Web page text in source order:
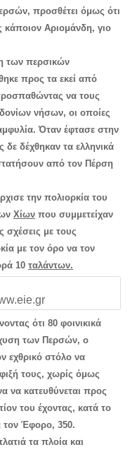
προσθέτει όμως ότι
κάποιον Αριομάνδη, γιο
των περσικών
προς τα εκεί από
να τους
νήσων, οι οποίες
Όταν έφτασε στην
δε δέχθηκαν τα ελληνικά
από τον Πέρση
την πολιορκία του
Χίων που συμμετείχαν
σχέσεις με τους
με τον όρο να τον
10 ταλάντων.
ότι 80 φοινικικά
των Περσών, ο
εχθρικό στόλο να
τους, χωρίς όμως
να κατευθύνεται προς
του έχοντας, κατά το
Έφορο, 350.
τα πλοία και